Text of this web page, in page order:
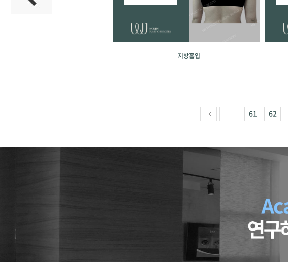
지방흡입
61 62